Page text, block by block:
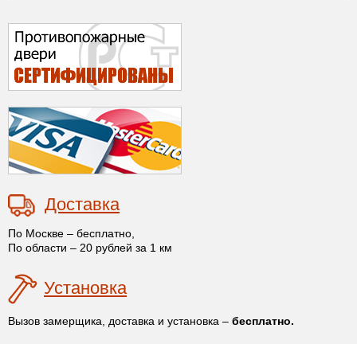
Доставка
По Москве – бесплатно,
По области – 20 рублей за 1 км
Установка
Вызов замерщика, доставка и установка – бесплатно.